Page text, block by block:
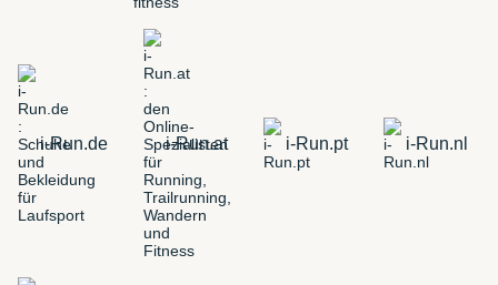
i-Run.de i-Run.at i-Run.pt i-Run.nl